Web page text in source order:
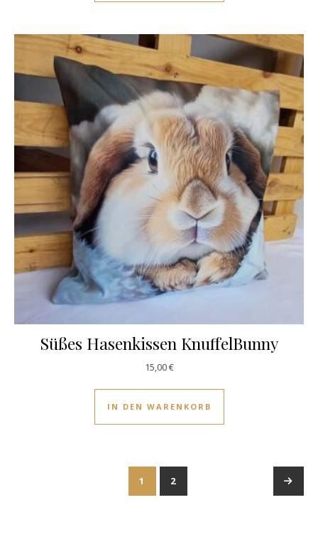
Süßes Hasenkissen KnuffelBunny
15,00€
IN DEN WARENKORB
1 2